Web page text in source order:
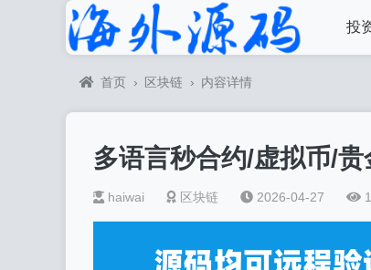
投
首页 › 区块链 › 内容详情
多语言秒合约/虚拟币/
haiwai 区块链 2026-04-27